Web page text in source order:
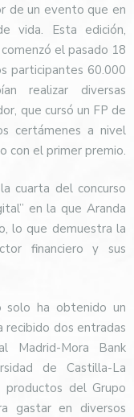
de un evento que en
vida. Esta edición,
el pasado 18
participantes 60.000
realizar diversas
que cursó un FP de
certámenes a nivel
con el primer premio.
cuarta del concurso
en la que Aranda
lo que demuestra la
financiero y sus
solo ha obtenido un
recibido dos entradas
Madrid-Mora Bank
de Castilla-La
del Grupo
gastar en diversos